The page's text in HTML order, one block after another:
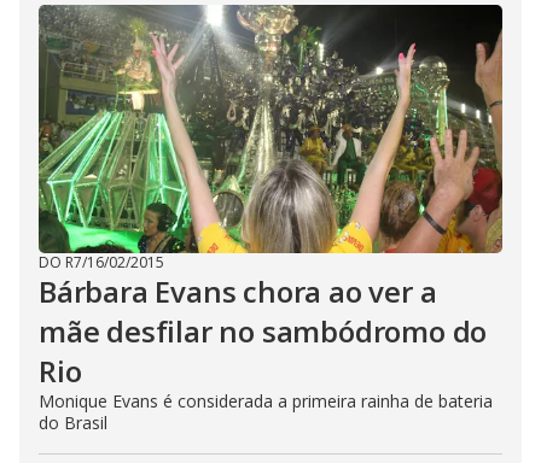
DO R7/16/02/2015
Bárbara Evans chora ao ver a
mãe desfilar no sambódromo do
Rio
Monique Evans é considerada a primeira rainha de bateria
do Brasil